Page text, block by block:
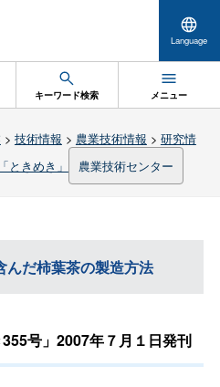
Language
キーワード検索 メニュー
> 技術情報 > 農業技術情報 > 研究情
ときめき」 農業技術センター
んだ柿葉茶の製造方法
号」2007年７月１日発刊